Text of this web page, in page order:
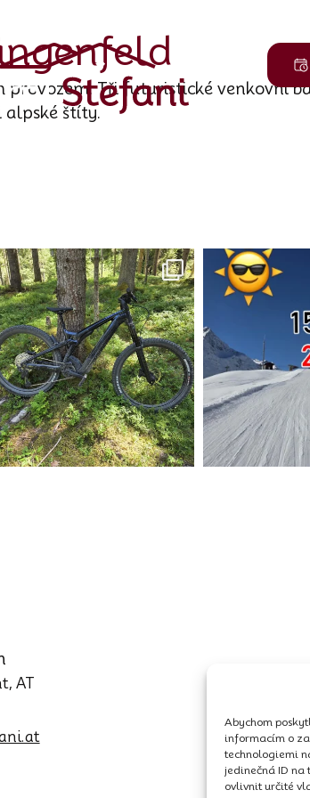
Abychom
informacím o
technologiemi
jedinečná ID na
ovlivnit určité
Tři futuristické venkovní
alpské štíty.
AT